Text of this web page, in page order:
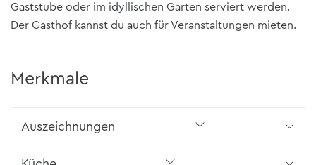
Gaststube oder im idyllischen Garten serviert werden.
Der Gasthof kannst du auch für Veranstaltungen mieten.
Merkmale
Auszeichnungen